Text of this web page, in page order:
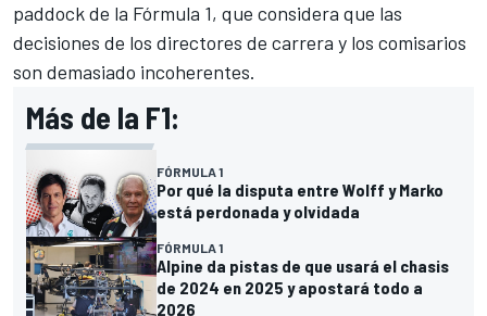
paddock de la Fórmula 1, que considera que las
decisiones de los directores de carrera y los comisarios
son demasiado incoherentes.
Más de la F1:
FÓRMULA 1
Por qué la disputa entre Wolff y Marko
está perdonada y olvidada
FÓRMULA 1
Alpine da pistas de que usará el chasis
de 2024 en 2025 y apostará todo a
2026